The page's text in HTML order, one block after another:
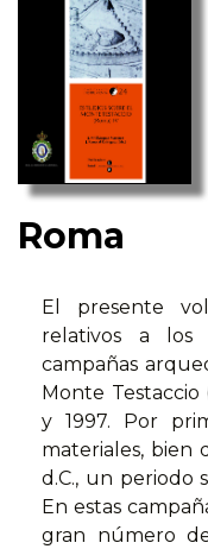
Roma
El presente
relativos a los
campañas
Monte Testaccio
y 1997. Por
materiales, bien
d.C., un periodo
En estas
gran número